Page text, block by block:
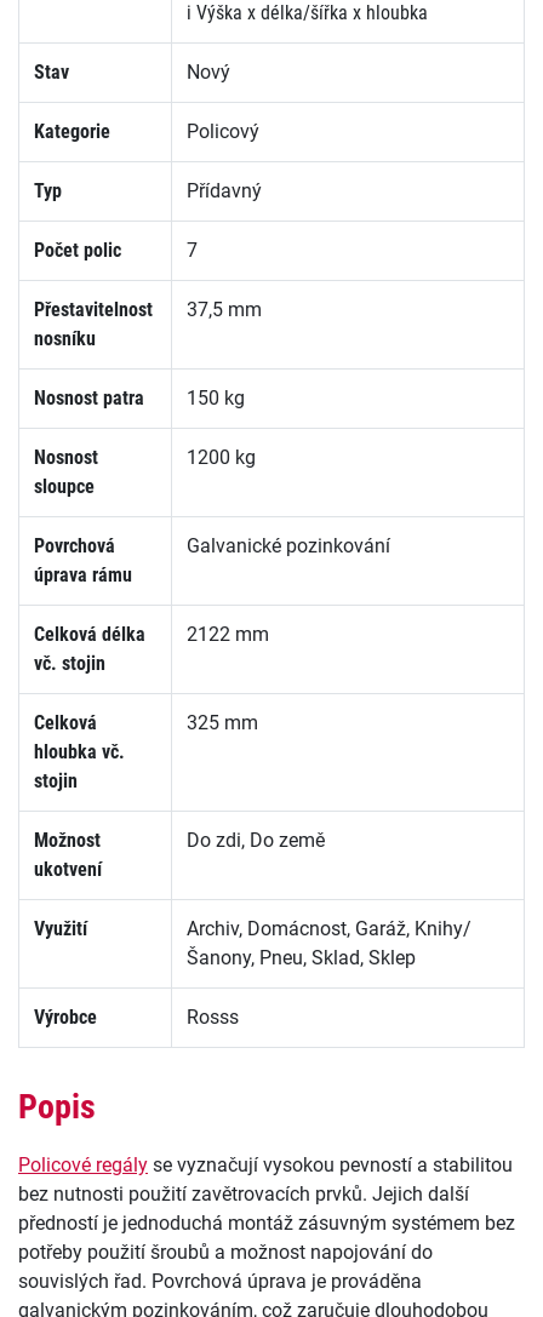
i Výška x délka/šířka x hloubka
Stav Nový
Kategorie Policový
Typ Přídavný
Počet polic 7
Přestavitelnost
nosníku
37,5 mm
Nosnost patra 150 kg
Nosnost
sloupce
1200 kg
Povrchová
úprava rámu
Galvanické pozinkování
Celková délka
vč. stojin
2122 mm
Celková
hloubka vč.
stojin
325 mm
Možnost
ukotvení
Do zdi, Do země
Využití
Archiv, Domácnost, Garáž, Knihy/
Šanony, Pneu, Sklad, Sklep
Výrobce Rosss
Popis
Policové regály se vyznačují vysokou pevností a stabilitou
bez nutnosti použití zavětrovacích prvků. Jejich další
předností je jednoduchá montáž zásuvným systémem bez
potřeby použití šroubů a možnost napojování do
souvislých řad. Povrchová úprava je prováděna
galvanickým pozinkováním, což zaručuje dlouhodobou